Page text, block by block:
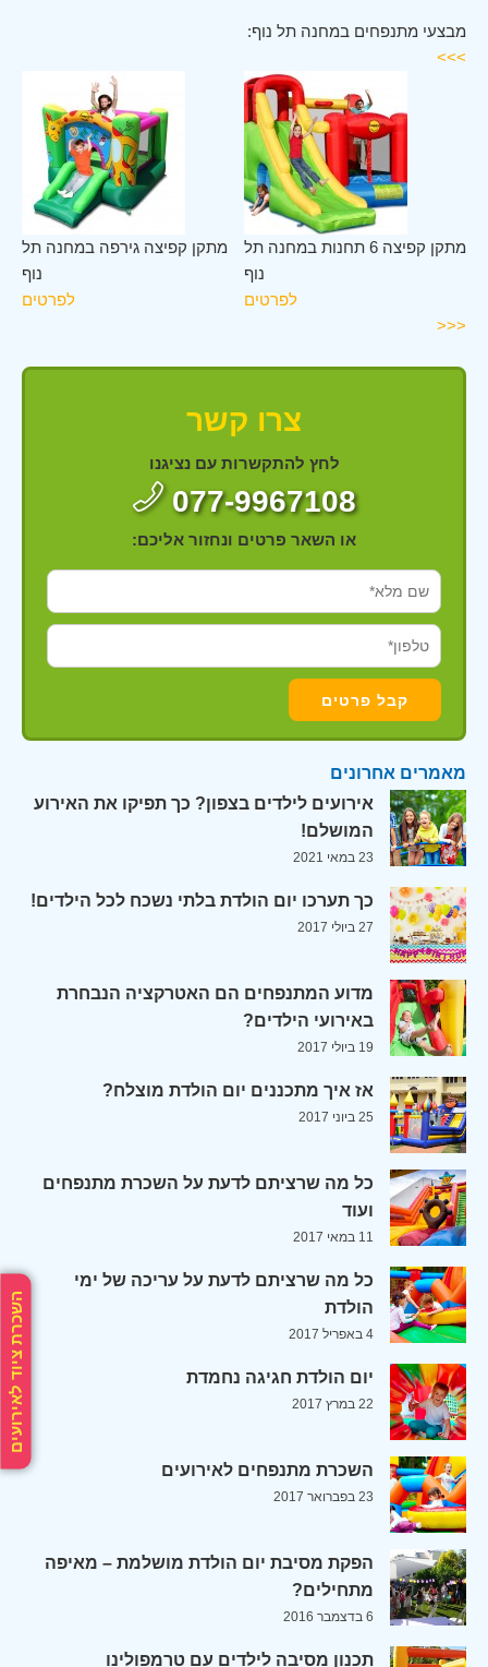
השכרת ציוד לאירועים
מבצעי מתנפחים במחנה תל נוף:
>>>
מתקן קפיצה גירפה במחנה תל
נוף
לפרטים
מתקן קפיצה 6 תחנות במחנה תל
נוף
לפרטים
<<<
צרו קשר
לחץ להתקשרות עם נציגנו
077-9967108
או השאר פרטים ונחזור אליכם:
מאמרים אחרונים
אירועים לילדים בצפון? כך תפיקו את האירוע
המושלם!
23 במאי 2021
כך תערכו יום הולדת בלתי נשכח לכל הילדים!
27 ביולי 2017
מדוע המתנפחים הם האטרקציה הנבחרת
באירועי הילדים?
19 ביולי 2017
אז איך מתכננים יום הולדת מוצלח?
25 ביוני 2017
כל מה שרציתם לדעת על השכרת מתנפחים
ועוד
11 במאי 2017
כל מה שרציתם לדעת על עריכה של ימי
הולדת
4 באפריל 2017
יום הולדת חגיגה נחמדת
22 במרץ 2017
השכרת מתנפחים לאירועים
23 בפברואר 2017
הפקת מסיבת יום הולדת מושלמת – מאיפה
מתחילים?
6 בדצמבר 2016
תכנון מסיבה לילדים עם טרמפולינו